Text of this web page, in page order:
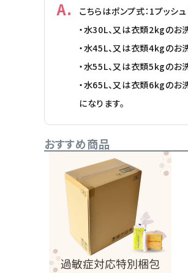
こちらはポンプ式：1プッ
・水30L、又は衣類2kgのお
・水45L、又は衣類4kgのお
・水55L、又は衣類5kgのお
・水65L、又は衣類6kgのお
になります。
おすすめ商品